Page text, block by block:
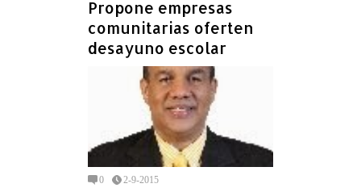
Propone empresas
comunitarias oferten
desayuno escolar
0 2-9-2015